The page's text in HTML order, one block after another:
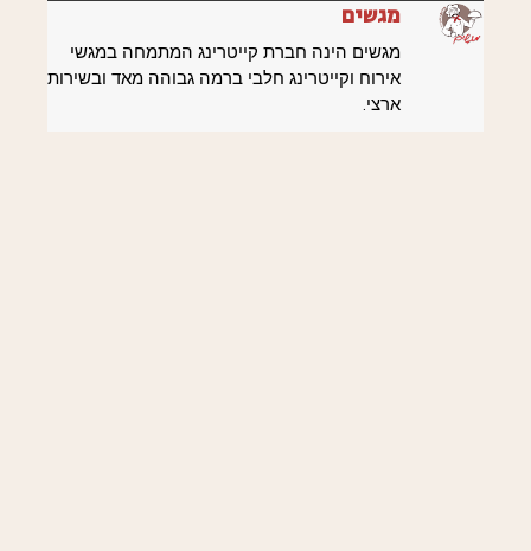
מגשים
מגשים הינה חברת קייטרינג המתמחה במגשי
אירוח וקייטרינג חלבי ברמה גבוהה מאד ובשירות
ארצי.